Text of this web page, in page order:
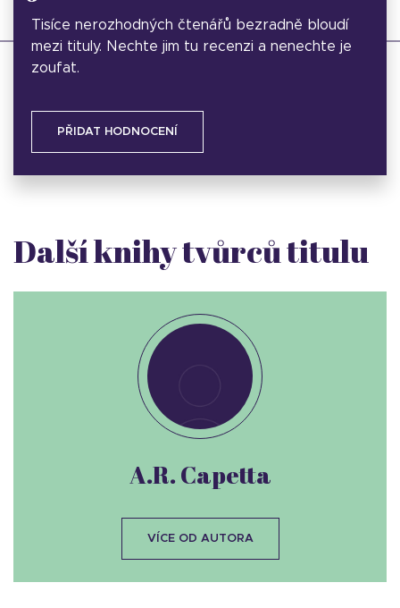
Tisíce nerozhodných čtenářů bezradně bloudí
mezi tituly. Nechte jim tu recenzi a nenechte je
zoufat.
PŘIDAT HODNOCENÍ
Další knihy tvůrců titulu
A.R. Capetta
VÍCE OD AUTORA